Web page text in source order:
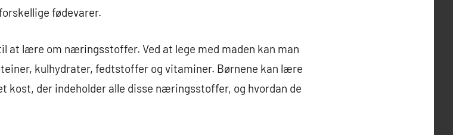
fødevarer.
at lære om næringsstoffer. Ved at lege med maden kan man
kulhydrater, fedtstoffer og vitaminer. Børnene kan lære
kost, der indeholder alle disse næringsstoffer, og hvordan de